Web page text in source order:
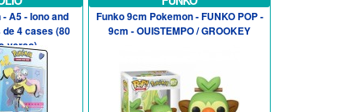
A5 - Iono and
4 cases (80
verso)
Funko 9cm Pokemon - FUNKO POP -
9cm - OUISTEMPO / GROOKEY